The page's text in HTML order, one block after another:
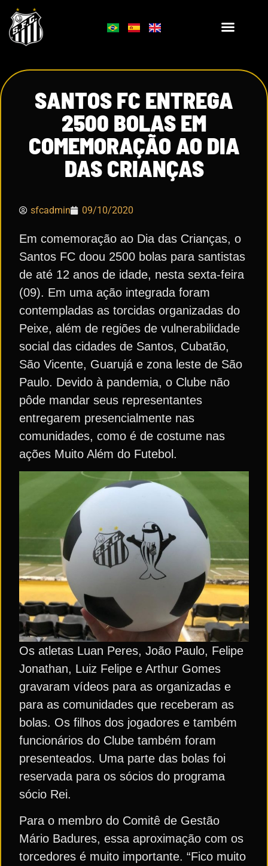
SANTOS FC ENTREGA
2500 BOLAS EM
COMEMORAÇÃO AO DIA
DAS CRIANÇAS
sfcadmin 09/10/2020
Em comemoração ao Dia das Crianças, o
Santos FC doou 2500 bolas para santistas
de até 12 anos de idade, nesta sexta-feira
(09). Em uma ação integrada foram
contempladas as torcidas organizadas do
Peixe, além de regiões de vulnerabilidade
social das cidades de Santos, Cubatão,
São Vicente, Guarujá e zona leste de São
Paulo. Devido à pandemia, o Clube não
pôde mandar seus representantes
entregarem presencialmente nas
comunidades, como é de costume nas
ações Muito Além do Futebol.
Os atletas Luan Peres, João Paulo, Felipe
Jonathan, Luiz Felipe e Arthur Gomes
gravaram vídeos para as organizadas e
para as comunidades que receberam as
bolas. Os filhos dos jogadores e também
funcionários do Clube também foram
presenteados. Uma parte das bolas foi
reservada para os sócios do programa
sócio Rei.
Para o membro do Comitê de Gestão
Mário Badures, essa aproximação com os
torcedores é muito importante. “Fico muito